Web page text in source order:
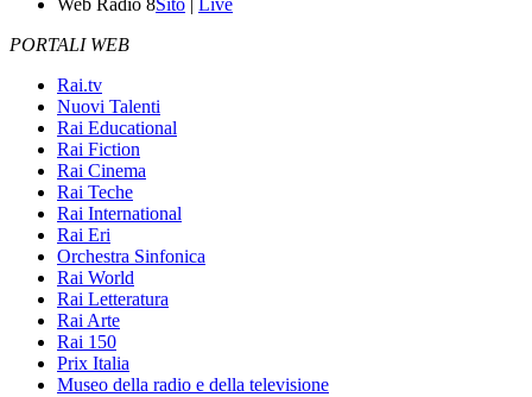
Web Radio 8Sito | Live
PORTALI WEB
Rai.tv
Nuovi Talenti
Rai Educational
Rai Fiction
Rai Cinema
Rai Teche
Rai International
Rai Eri
Orchestra Sinfonica
Rai World
Rai Letteratura
Rai Arte
Rai 150
Prix Italia
Museo della radio e della televisione